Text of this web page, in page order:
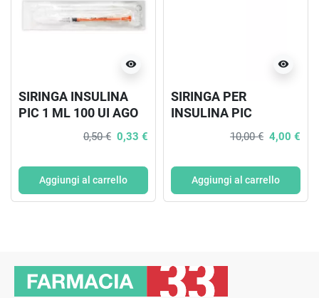
visibility
SIRINGA INSULINA
PIC 1 ML 100 UI AGO
GAUGE 27 X 0,5 13
0,50 € 0,33 €
Aggiungi al carrello
visibility
SIRINGA PER
INSULINA PIC
INSUMED 1 ML 100 UI
AGO GAUGE 30
SENZA SPAZIO
MORTO 3 SACCHETTI
10,00 € 4,00 €
Aggiungi al carrello